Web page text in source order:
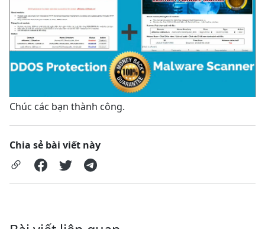
Chúc các bạn thành công.
Chia sẻ bài viết này